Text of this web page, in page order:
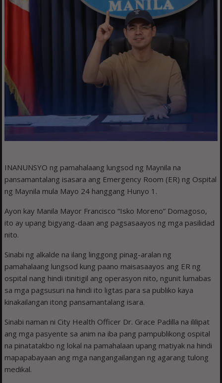
INANUNSYO ng pamahalaang lungsod ng Maynila na
pansamantalang isasara ang Emergency Room (ER) ng Ospital
ng Maynila mula Mayo 24 hanggang Hunyo 1.
Ayon kay Manila Mayor Francisco “Isko Moreno” Domagoso,
ito ay upang bigyang-daan ang pagsasaayos ng mga pasilidad
nito.
Sinabi ng alkalde na ilang linggong pinag-aralan ng
pamahalaang lungsod kung paano maisasaayos ang ER ng
ospital nang hindi itinitigil ang operasyon nito, ngunit lumabas
sa mga pagsusuri na hindi ito ligtas para sa publiko kaya
kinakailangan itong pansamantalang isara.
Sinabi naman ni City Health Officer Dr. Grace Padilla na ililipat
ang mga pasyente sa anim na iba pang pampublikong ospital
na pinatatakbo ng lokal na pamahalaan upang matiyak na hindi
mapapabayaan ang mga nangangailangan ng agarang tulong
medikal.